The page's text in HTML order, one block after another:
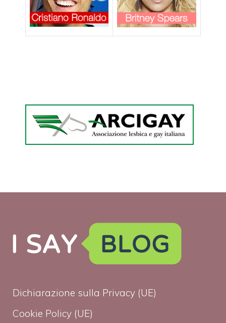
Dichiarazione sulla Privacy (UE)
Cookie Policy (UE)